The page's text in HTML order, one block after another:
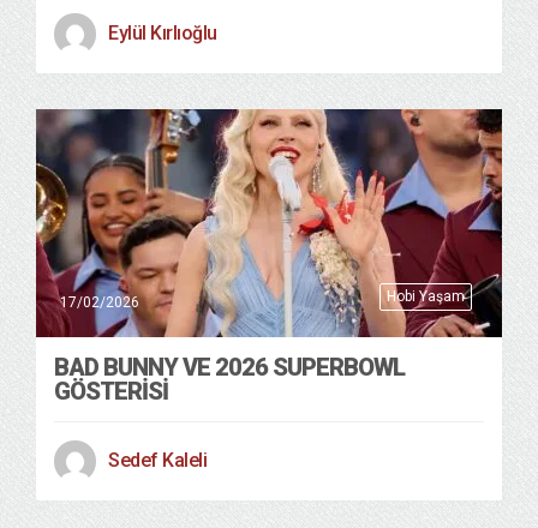
Eylül Kırlıoğlu
Hobi Yaşam
17/02/2026
BAD BUNNY VE 2026 SUPERBOWL
GÖSTERİSİ
Sedef Kaleli